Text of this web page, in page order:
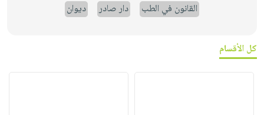
القانون في الطب
دار صادر ديوان
كل الأقسام